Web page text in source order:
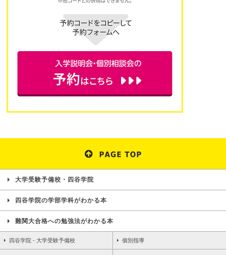
大学受験予備校・四谷学院
四谷学院の学部学科がわかる本
難関大合格への勉強法がわかる本
四谷学院 - 大学受験予備校 個別指導